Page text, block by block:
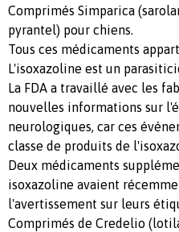
Comprimés Simparica
pyrantel) pour chiens.
Tous ces médicaments
L'isoxazoline est un
La FDA a travaillé avec les
nouvelles informations sur
neurologiques, car ces
classe de produits de
Deux médicaments
isoxazoline avaient
l'avertissement sur leurs
Comprimés de Credelio